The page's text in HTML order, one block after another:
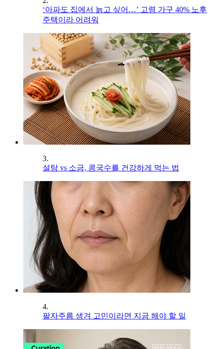
‘아파도 집에서 늙고 싶어…’ 고령 가구 40% 노후
주택이라 어려워
3.
설탕 vs 소금, 콩국수를 건강하게 먹는 법
4.
팔자주름 생겨 고민이라면 지금 해야 할 일